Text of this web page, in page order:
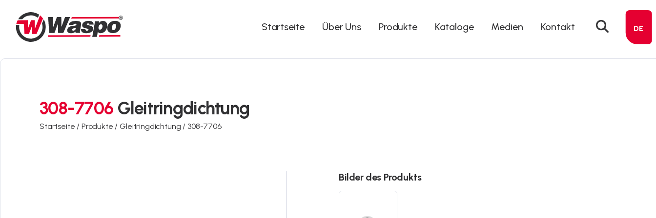
Startseite Über Uns Produkte Kataloge Medien Kontakt DE
308-7706 Gleitringdichtung
Startseite / Produkte /Gleitringdichtung / 308-7706
Bilder des Produkts